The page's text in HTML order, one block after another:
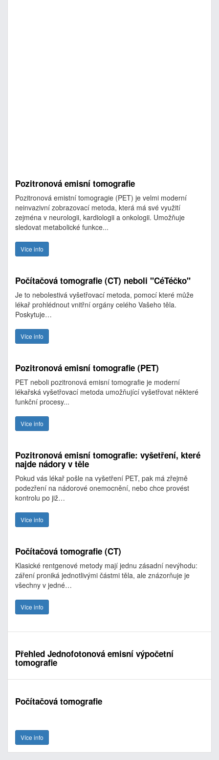
Pozitronová emisní tomografie
Pozitronová emistní tomogragie (PET) je velmi moderní
neinvazivní zobrazovací metoda, která má své využití
zejména v neurologii, kardiologii a onkologii. Umožňuje
sledovat metabolické funkce...
Více info
Počítačová tomografie (CT) neboli "CéTéčko"
Je to nebolestivá vyšetřovací metoda, pomocí které může
lékař prohlédnout vnitřní orgány celého Vašeho těla.
Poskytuje…
Více info
Pozitronová emisní tomografie (PET)
PET neboli pozitronová emisní tomografie je moderní
lékařská vyšetřovací metoda umožňující vyšetřovat některé
funkční procesy...
Více info
Pozitronová emisní tomografie: vyšetření, které
najde nádory v těle
Pokud vás lékař pošle na vyšetření PET, pak má zřejmě
podezření na nádorové onemocnění, nebo chce provést
kontrolu po již…
Více info
Počítačová tomografie (CT)
Klasické rentgenové metody mají jednu zásadní nevýhodu:
záření proniká jednotlivými částmi těla, ale znázorňuje je
všechny v jedné…
Více info
Přehled Jednofotonová emisní výpočetní
tomografie
Počítačová tomografie
Více info